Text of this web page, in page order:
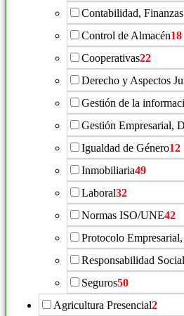
Contabilidad,
Control de Almacén18
Cooperativas22
Derecho y Aspectos
Gestión de la
Gestión Empresarial,
Igualdad de Género12
Inmobiliaria49
Laboral32
Normas ISO/UNE42
Protocolo
Responsabilidad
Seguros50
Agricultura Presencial2